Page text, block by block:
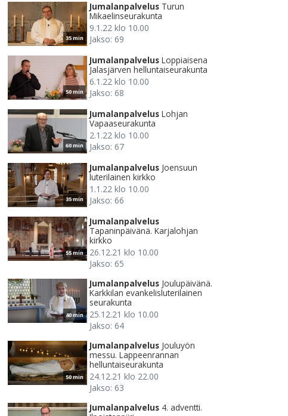
35 min
Jumalanpalvelus Turun
Mikaelinseurakunta
9.1.22 klo 10.00
Jakso: 69
50 min
Jumalanpalvelus Loppiaisena
Jalasjärven helluntaiseurakunta
6.1.22 klo 10.00
Jakso: 68
60 min
Jumalanpalvelus Lohjan
Vapaaseurakunta
2.1.22 klo 10.00
Jakso: 67
35 min
Jumalanpalvelus Joensuun
luterilainen kirkko
1.1.22 klo 10.00
Jakso: 66
55 min
Jumalanpalvelus
Tapaninpäivänä. Karjalohjan
kirkko
26.12.21 klo 10.00
Jakso: 65
40 min
Jumalanpalvelus Joulupäivänä.
Karkkilan evankelisluterilainen
seurakunta
25.12.21 klo 10.00
Jakso: 64
50 min
Jumalanpalvelus Jouluyön
messu. Lappeenrannan
helluntaiseurakunta
24.12.21 klo 22.00
Jakso: 63
Jumalanpalvelus 4. adventti.